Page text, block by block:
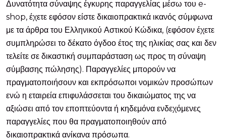
Δυνατότητα σύναψης έγκυρης παραγγελίας μέσω του e-
shop, έχετε εφόσον είστε δικαιοπρακτικά ικανός σύμφωνα
με τα άρθρα του Ελληνικού Αστικού Κώδικα, (εφόσον έχετε
συμπληρώσει το δέκατο όγδοο έτος της ηλικίας σας και δεν
τελείτε σε δικαστική συμπαράσταση ως προς τη σύναψη
σύμβασης πώλησης). Παραγγελίες μπορούν να
πραγματοποιήσουν και εκπρόσωποι νομικών προσώπων
ενώ η εταιρεία επιφυλάσσεται του δικαιώματος της να
αξιώσει από τον εποπτεύοντα ή κηδεμόνα ενδεχόμενες
παραγγελίες που θα πραγματοποιηθούν από
δικαιοπρακτικά ανίκανα πρόσωπα.